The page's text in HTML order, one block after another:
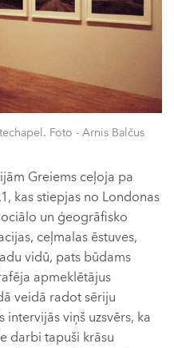
Foto - Arnis Balčus
Greiems ceļoja pa
kas stiepjas no Londonas
un ģeogrāfisko
ceļmalas ēstuves,
vidū, pats būdams
apmeklētājus
veidā radot sēriju
intervijās viņš uzsvērs, ka
darbi tapuši krāsu